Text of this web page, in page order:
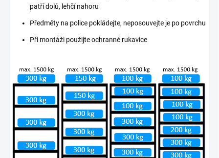
patří dolů, lehčí nahoru
Předměty na police pokládejte, neposouvejte je po povrchu
Při montáži použijte ochranné rukavice